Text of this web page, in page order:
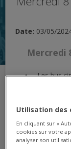
Date: 03/05/
Mercredi
Les bus
Le
L'agence
Utilisation des
En cliquant sur «
cookies sur votre
analyser son